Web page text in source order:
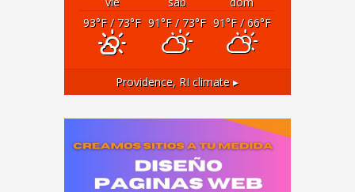
93°F/ 73°F 91°F/ 73°F 91°F/ 66°F
Providence, RI climate ▸